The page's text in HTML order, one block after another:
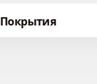
Покрытия